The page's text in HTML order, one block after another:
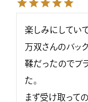
楽しみにしてい
万双さんのバッ
鞣だったのでブ
た。
まず受け取って